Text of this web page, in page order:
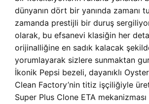
dünyanın dört bir yanında zamanı
zamanda prestijli bir duruş
olarak, bu efsanevi klasiğin her
orijinalliğine en sadık kalacak
yorumlayarak sizlere sunmaktan
İkonik Pepsi bezeli, dayanıklı
Clean Factory’nin titiz işçiliğiyle
Super Plus Clone ETA